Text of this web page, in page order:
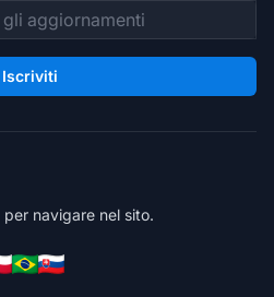
Iscriviti
navigare nel sito.